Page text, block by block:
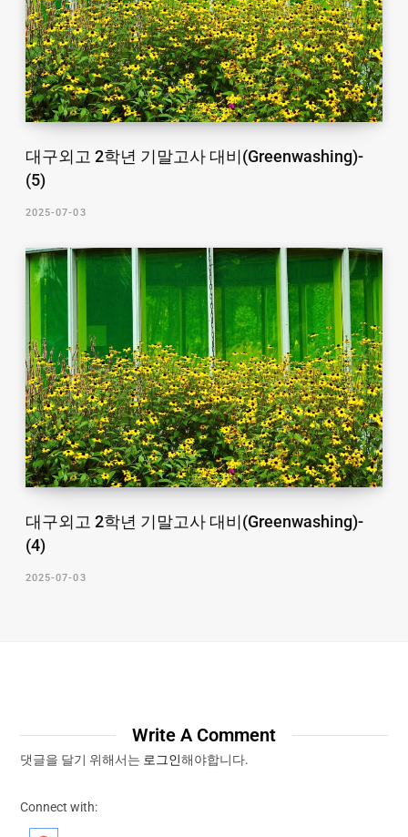
대구외고 2학년 기말고사 대비(Greenwashing)-
(5)
2025-07-03
대구외고 2학년 기말고사 대비(Greenwashing)-
(4)
2025-07-03
Write A Comment
댓글을 달기 위해서는 로그인해야합니다.
Connect with: